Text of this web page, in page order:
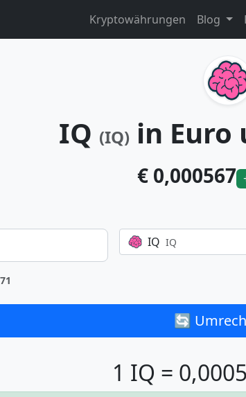
Kryptowährungen Blog
IQ (IQ) in Euro
€ 0,000567
IQ IQ
🔄
1 IQ =